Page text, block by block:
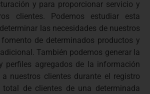
y para proporcionar servicio y
clientes. Podemos estudiar esta
las necesidades de nuestros
de determinados productos y
También podemos generar la
perfiles agregados de la información
nuestros clientes durante el registro
de clientes de una determinada